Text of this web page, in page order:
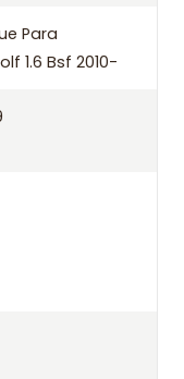
Para
1.6 Bsf 2010-